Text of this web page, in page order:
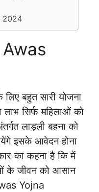
2024
बहुत सारी योजना
सिर्फ महिलाओं को
लाड़ली बहना को
इसके आवेदन होना
का कहना है कि में
के जीवन को आसान
Yojna